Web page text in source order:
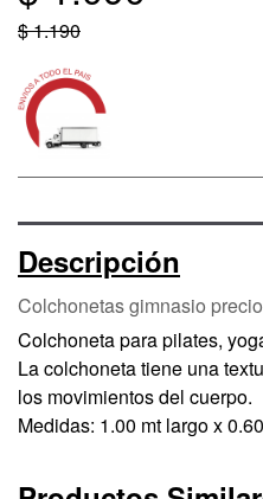
$ 1.190
Descripción
Colchonetas gimnasio
Colchoneta para pilates,
La colchoneta tiene una
los movimientos del cuerpo.
Medidas: 1.00 mt largo x